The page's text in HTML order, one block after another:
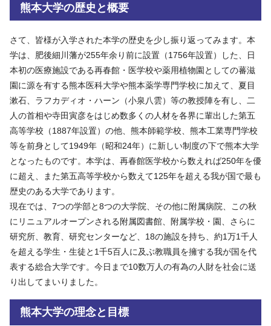
熊本大学の歴史と概要
さて、皆様が入学された本学の歴史を少し振り返ってみます。本
学は、肥後細川藩が255年余り前に設置（1756年設置）した、日
本初の医療施設である再春館・医学校や薬用植物園としての蕃滋
園に源を有する熊本医科大学や熊本薬学専門学校に加えて、夏目
漱石、ラフカディオ・ハーン（小泉八雲）等の教授陣を有し、二
人の首相や寺田寅彦をはじめ数多くの人材を各界に輩出した第五
高等学校（1887年設置）の他、熊本師範学校、熊本工業専門学校
等を前身として1949年（昭和24年）に新しい制度の下で熊本大学
となったものです。本学は、再春館医学校から数えれば250年を優
に超え、また第五高等学校から数えて125年を超える我が国で最も
歴史のある大学であります。
現在では、7つの学部と8つの大学院、その他に附属病院、この秋
にリニュアルオープンされる附属図書館、附属学校・園、さらに
研究所、教育、研究センターなど、18の施設を持ち、約1万1千人
を超える学生・生徒と1千5百人に及ぶ教職員を擁する我が国を代
表する総合大学です。今日まで10数万人の有為の人財を社会に送
り出してまいりました。
熊本大学の理念と目標